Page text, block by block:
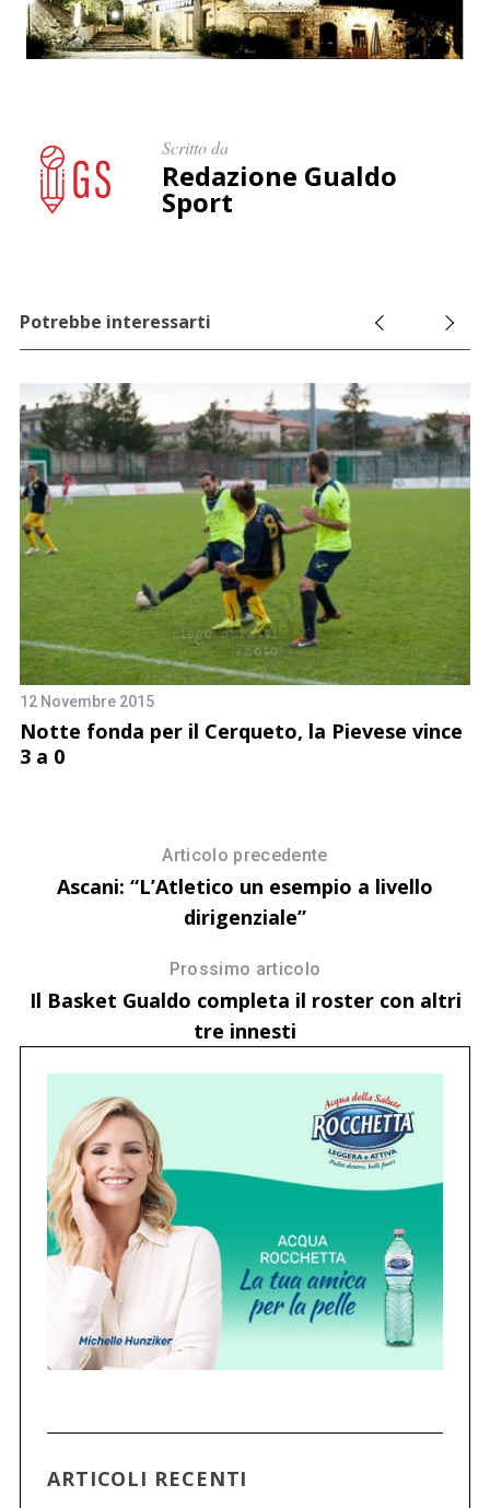
Scritto da
Redazione Gualdo
Sport
Potrebbe interessarti
12 Novembre 2015
Notte fonda per il Cerqueto, la Pievese vince
3 a 0
Articolo precedente
Ascani: “L’Atletico un esempio a livello
dirigenziale”
Prossimo articolo
Il Basket Gualdo completa il roster con altri
tre innesti
ARTICOLI RECENTI